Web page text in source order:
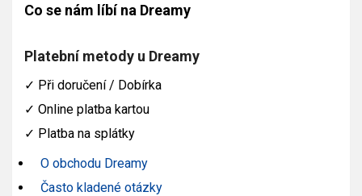
Co se nám líbí na Dreamy
Platební metody u Dreamy
✓ Při doručení / Dobírka
✓ Online platba kartou
✓ Platba na splátky
O obchodu Dreamy
Často kladené otázky